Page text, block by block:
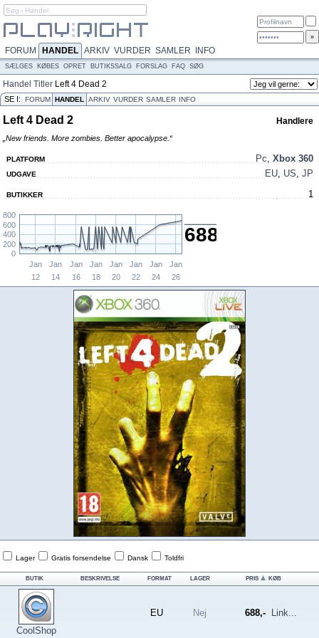
FORUM HANDEL ARKIV VURDER SAMLER INFO
SÆLGES KØBES OPRET BUTIKSSALG FORSLAG FAQ SØG
Handel Titler Left 4 Dead 2
SE I: FORUM HANDEL ARKIV VURDER SAMLER INFO
Left 4 Dead 2 Handlere
„New friends. More zombies. Better apocalypse.“
PLATFORM Pc, Xbox 360
UDGAVE EU, US, JP
BUTIKKER 1
Jan
12
Jan
14
Jan
16
Jan
18
Jan
20
Jan
22
Jan
24
Jan
26
0
200
400
600
800
688,-
Lager Gratis forsendelse Dansk Toldfri
BUTIK BESKRIVELSE FORMAT LAGER PRIS KØB
CoolShop
EU Nej 688,- Link...